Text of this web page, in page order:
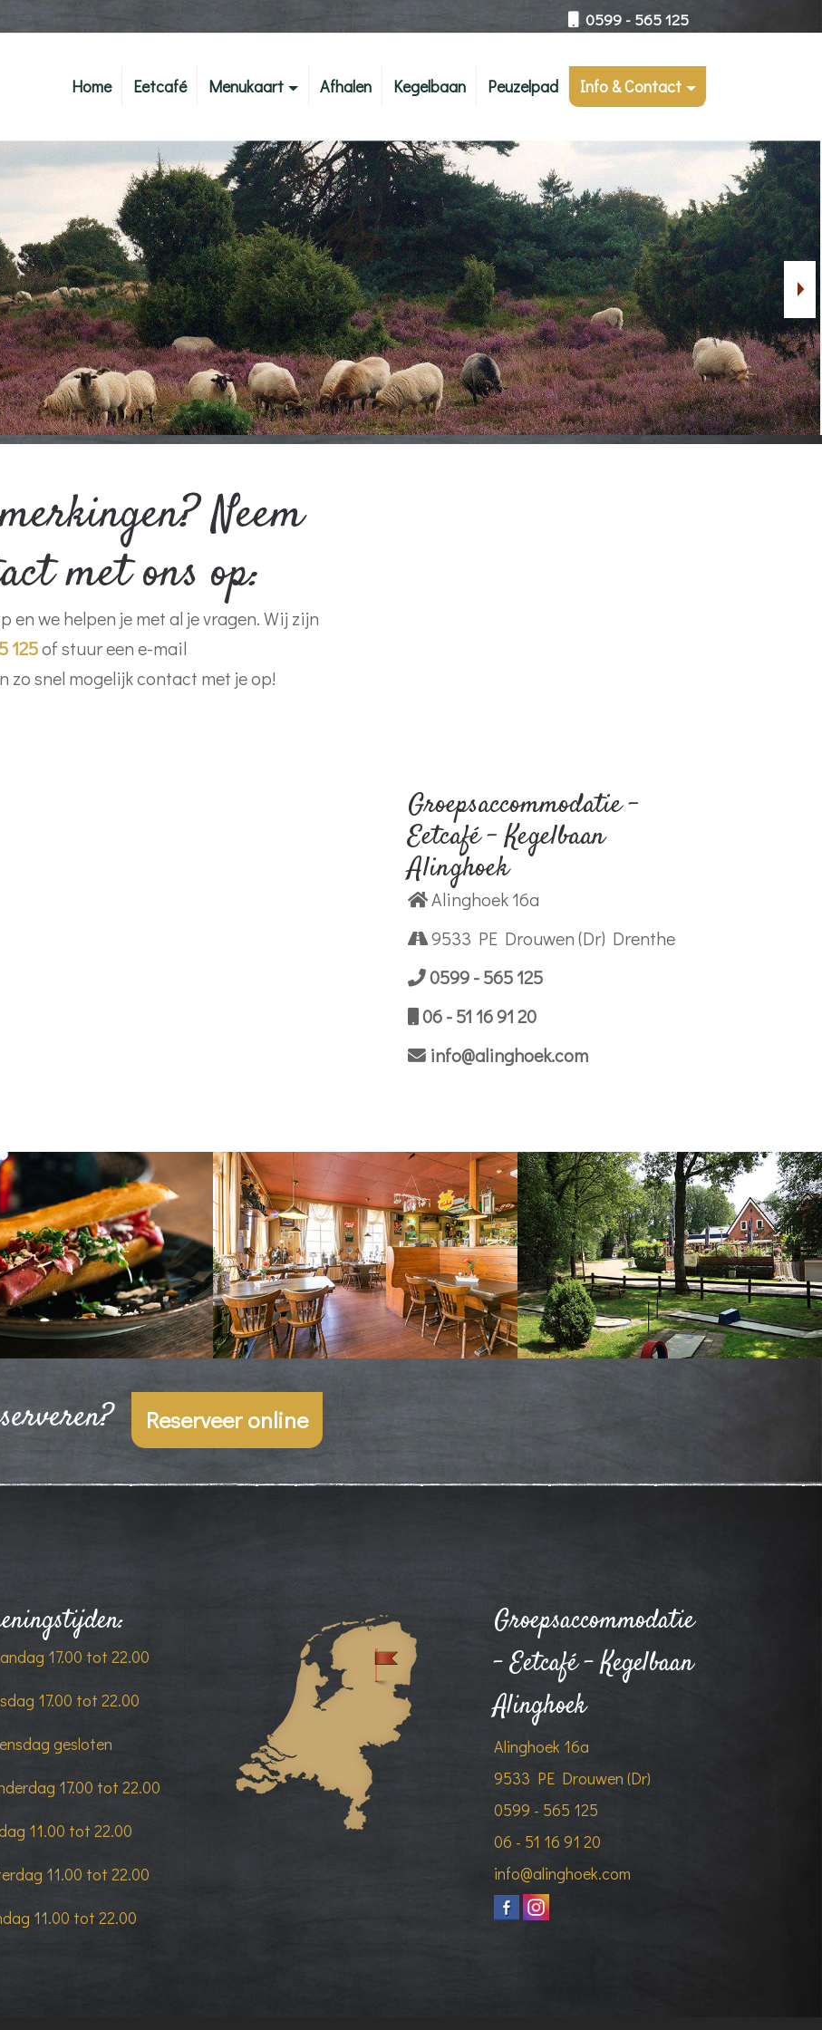
0599 - 565 125
Home Eetcafé Menukaart Afhalen Kegelbaan Peuzelpad Info & Contact
Neem
met ons op:
we helpen je met al je vragen. Wij zijn
125of stuur een e-mail
zo snel mogelijk contact met je op!
Groepsaccommodatie -
Eetcafé - Kegelbaan
Alinghoek
Alinghoek 16a
9533 PE Drouwen (Dr) Drenthe
0599 - 565 125
06 - 51 16 91 20
info@alinghoek.com
Reserveer online
17.00 tot 22.00
17.00 tot 22.00
gesloten
17.00 tot 22.00
11.00 tot 22.00
11.00 tot 22.00
11.00 tot 22.00
Groepsaccommodatie
- Eetcafé - Kegelbaan
Alinghoek
Alinghoek 16a
9533 PE Drouwen (Dr)
0599 - 565 125
06 - 51 16 91 20
info@alinghoek.com